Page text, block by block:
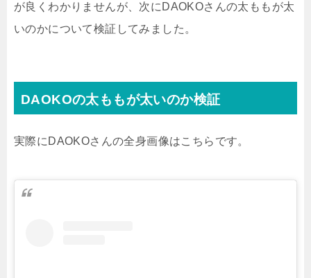
が良くわかりませんが、次にDAOKOさんの太ももが太
いのかについて検証してみました。
DAOKOの太ももが太いのか検証
実際にDAOKOさんの全身画像はこちらです。